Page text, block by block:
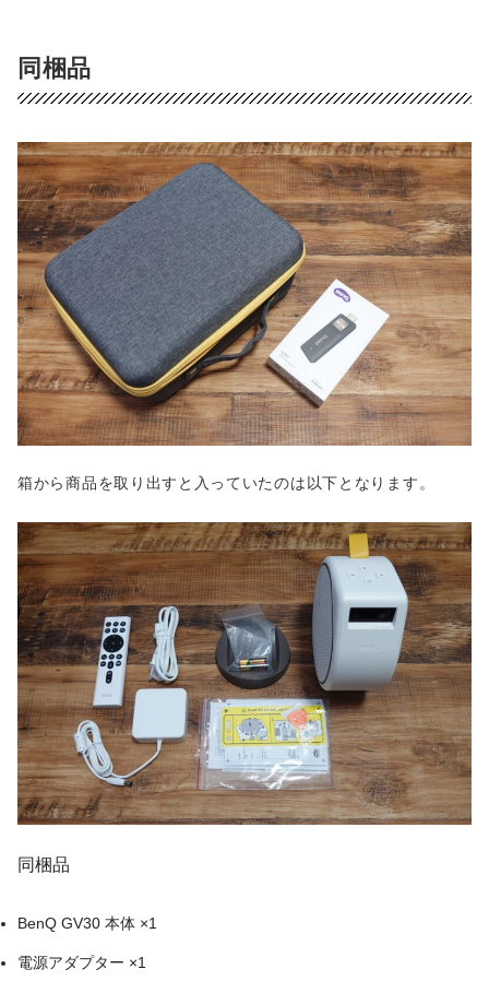
同梱品
箱から商品を取り出すと入っていたのは以下となります。
同梱品
BenQ GV30 本体 ×1
電源アダプター ×1